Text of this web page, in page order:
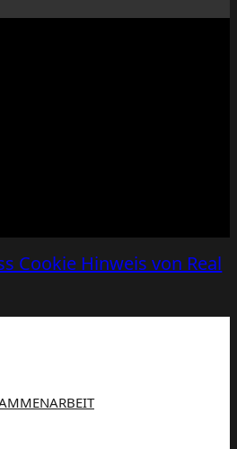
Cookie Hinweis von Real